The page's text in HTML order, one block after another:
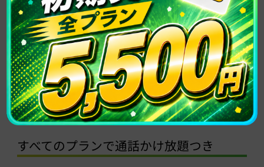
料金は激安とまでは言えませんが、大手キャリアの月
額料金と比べると割安です。
また、データ通信容量の上限を増やしたい場合は、
1GBにつき1,100円（税込）で追加できます。
すべてのプランで通話かけ放題つき